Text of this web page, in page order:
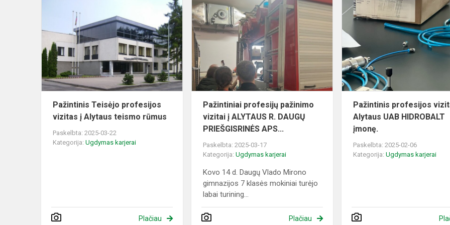
Pažintinis
Teisėjo
profesijos
vizitas
į
Alytaus
teismo
rūm...
Pažintinis Teisėjo profesijos
vizitas į Alytaus teismo rūmus
Paskelbta: 2025-03-22
Kategorija: Ugdymas karjerai
Plačiau
Pažintiniai
profesijų
pažinimo
vizitai
į
ALYTAUS
DAUGŲ
Pažintiniai profesijų pažinimo
vizitai į ALYTAUS R. DAUGŲ
PRIEŠGISRINĖS APS...
Paskelbta: 2025-03-17
Kategorija:Ugdymas karjerai
Kovo 14 d. Daugų Vlado Mirono
gimnazijos 7 klasės mokiniai turėjo
labai turining...
Plačiau
Pažintinis profesijos
Alytaus UAB HIDROBALT
įmonę.
Paskelbta: 2025-02-06
Kategorija:Ugdymas karjerai